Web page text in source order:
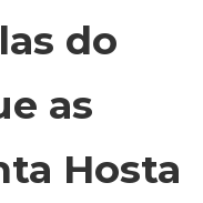
do
as
Hosta